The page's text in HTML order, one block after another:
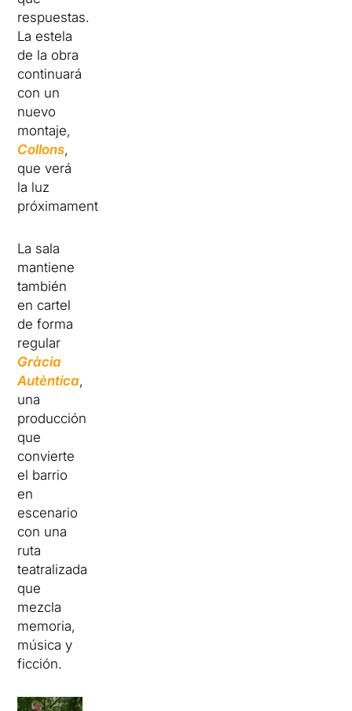
respuestas.
La estela
de la obra
continuará
con un
nuevo
montaje,
Collons,
que verá
la luz
próximamente.
La sala
mantiene
también
en cartel
de forma
regular
Gràcia
Autèntica,
una
producción
que
convierte
el barrio
en
escenario
con una
ruta
teatralizada
que
mezcla
memoria,
música y
ficción.